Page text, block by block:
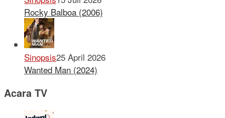
Rocky Balboa (2006)
Sinopsis25 April 2026
Wanted Man (2024)
Acara TV